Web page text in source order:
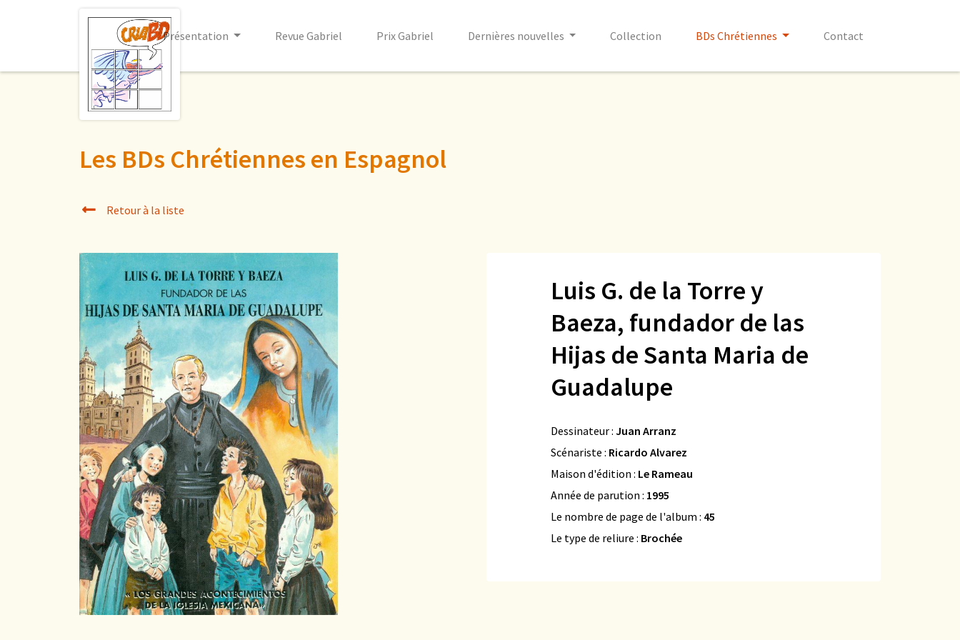
Présentation Revue Gabriel Prix Gabriel Dernières nouvelles Collection BDs Chrétiennes Contact
Les BDs Chrétiennes en Espagnol
Retour à la liste
Luis G. de la Torre y
Baeza, fundador de las
Hijas de Santa Maria de
Guadalupe
Dessinateur : Juan Arranz
Scénariste : Ricardo Alvarez
Maison d'édition : Le Rameau
Année de parution : 1995
Le nombre de page de l'album : 45
Le type de reliure : Brochée